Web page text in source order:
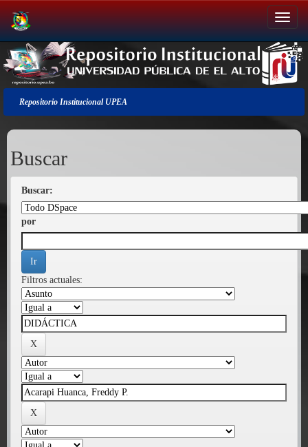
Salir
de
la
navegación
Repositorio Institucional UPEA
Buscar
Buscar:
por
Filtros actuales: